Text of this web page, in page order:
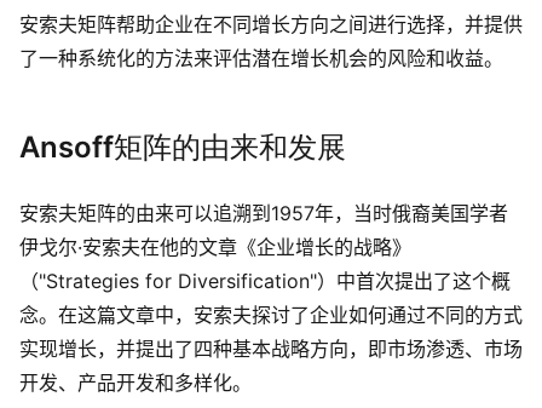
查看所有场景
AI创作
创意与绘图
AI生成思维导图
战略与流程设计
安索夫矩阵帮助企业在不同增长方向之间进行选择，并提供
了一种系统化的方法来评估潜在增长机会的风险和收益。
Ansoff矩阵的由来和发展
安索夫矩阵的由来可以追溯到1957年，当时俄裔美国学者
伊戈尔·安索夫在他的文章《企业增长的战略》
（"Strategies for Diversification"）中首次提出了这个概
念。在这篇文章中，安索夫探讨了企业如何通过不同的方式
实现增长，并提出了四种基本战略方向，即市场渗透、市场
开发、产品开发和多样化。